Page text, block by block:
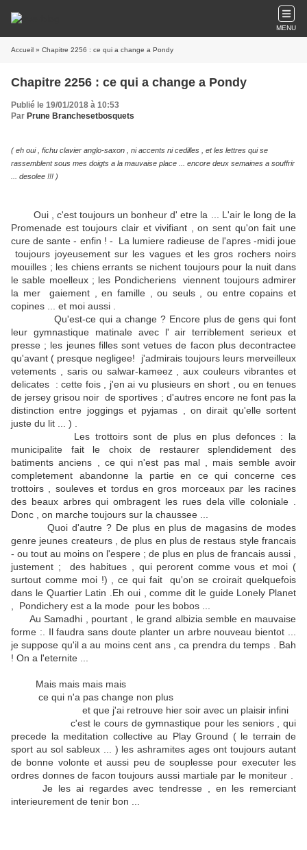
MENU
Accueil » Chapitre 2256 : ce qui a change a Pondy
Chapitre 2256 : ce qui a change a Pondy
Publié le 19/01/2018 à 10:53
Par Prune Branchesetbosquets
( eh oui , fichu clavier anglo-saxon , ni accents ni cedilles , et les lettres qui se
rassemblent sous mes doigts a la mauvaise place ... encore deux semaines a souffrir
... desolee !!! )
Oui , c'est toujours un bonheur d' etre la ... L'air le long de la
Promenade est toujours clair et vivifiant , on sent qu'on fait une
cure de sante - enfin ! - La lumiere radieuse de l'apres -midi joue
toujours joyeusement sur les vagues et les gros rochers noirs
mouilles ; les chiens errants se nichent toujours pour la nuit dans
le sable moelleux ; les Pondicheriens viennent toujours admirer
la mer gaiement , en famille , ou seuls , ou entre copains et
copines ... et moi aussi .
Qu'est-ce qui a change ? Encore plus de gens qui font
leur gymnastique matinale avec l' air terriblement serieux et
presse ; les jeunes filles sont vetues de facon plus decontractee
qu'avant ( presque negligee! j'admirais toujours leurs merveilleux
vetements , saris ou salwar-kameez , aux couleurs vibrantes et
delicates : cette fois , j'en ai vu plusieurs en short , ou en tenues
de jersey grisou noir de sportives ; d'autres encore ne font pas la
distinction entre joggings et pyjamas , on dirait qu'elle sortent
juste du lit ... ) .
Les trottoirs sont de plus en plus defonces : la
municipalite fait le choix de restaurer splendidement des
batiments anciens , ce qui n'est pas mal , mais semble avoir
completement abandonne la partie en ce qui concerne ces
trottoirs , souleves et tordus en gros morceaux par les racines
des beaux arbres qui ombragent les rues dela ville coloniale .
Donc , on marche toujours sur la chaussee ...
Quoi d'autre ? De plus en plus de magasins de modes
genre jeunes createurs , de plus en plus de restaus style francais
- ou tout au moins on l'espere ; de plus en plus de francais aussi ,
justement ; des habitues , qui perorent comme vous et moi (
surtout comme moi !) , ce qui fait qu'on se croirait quelquefois
dans le Quartier Latin .Eh oui , comme dit le guide Lonely Planet
, Pondichery est a la mode pour les bobos ...
Au Samadhi , pourtant , le grand albizia semble en mauvaise
forme :. Il faudra sans doute planter un arbre nouveau bientot ...
je suppose qu'il a au moins cent ans , ca prendra du temps . Bah
! On a l'eternite ...
Mais mais mais mais
ce qui n'a pas change non plus
et que j'ai retrouve hier soir avec un plaisir infini
c'est le cours de gymnastique pour les seniors , qui
precede la meditation collective au Play Ground ( le terrain de
sport au sol sableux ... ) les ashramites ages ont toujours autant
de bonne volonte et aussi peu de souplesse pour executer les
ordres donnes de facon toujours aussi martiale par le moniteur .
Je les ai regardes avec tendresse , en les remerciant
interieurement de tenir bon ...